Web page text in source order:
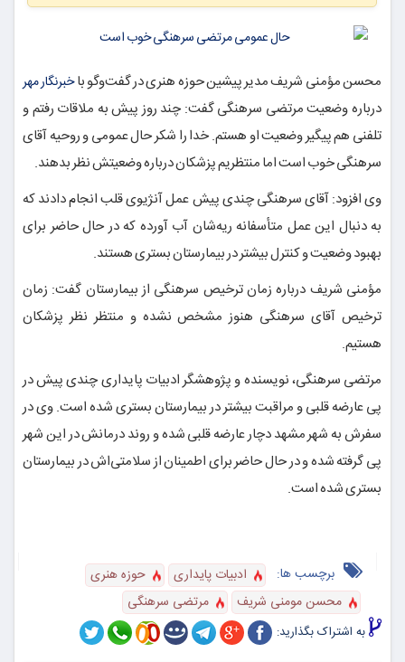
محسن مؤمنی شریف مدیر پیشین حوزه هنری در گفت‌وگو باخبرنگار مهر
درباره وضعیت مرتضی سرهنگی گفت: چند روز پیش به ملاقات رفتم و
تلفنی هم پیگیر وضعیت او هستم. خدا را شکر حال عمومی و روحیه آقای
سرهنگی خوب است اما منتظریم پزشکان درباره وضعیتش نظر بدهند.
وی افزود: آقای سرهنگی چندی پیش عمل آنژیوی قلب انجام دادند که
به دنبال این عمل متأسفانه ریه‌شان آب آورده که در حال حاضر برای
بهبود وضعیت و کنترل بیشتر در بیمارستان بستری هستند.
مؤمنی شریف درباره زمان ترخیص سرهنگی از بیمارستان گفت: زمان
ترخیص آقای سرهنگی هنوز مشخص نشده و منتظر نظر پزشکان
هستیم.
مرتضی سرهنگی، نویسنده و پژوهشگر ادبیات پایداری چندی پیش در
پی عارضه قلبی و مراقبت بیشتر در بیمارستان بستری شده است. وی در
سفرش به شهر مشهد دچار عارضه قلبی شده و روند درمانش در این شهر
پی گرفته شده و در حال حاضر برای اطمینان از سلامتی‌اش در بیمارستان
بستری شده است.
برچسب ها: ادبیات پایداری
حوزه هنری
محسن مومنی شریف
مرتضی سرهنگی
به اشتراک بگذارید: